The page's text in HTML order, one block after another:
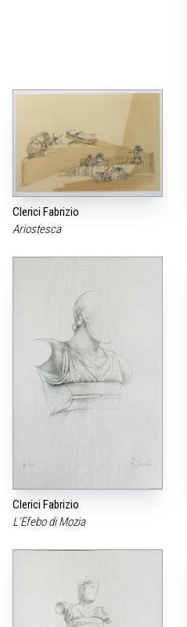
Clerici Fabrizio
Ariostesca
Clerici Fabrizio
L‘Efebo di Mozia